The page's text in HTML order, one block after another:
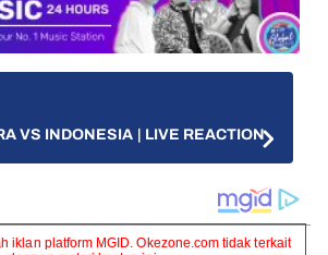
VS INDONESIA | LIVE REACTION